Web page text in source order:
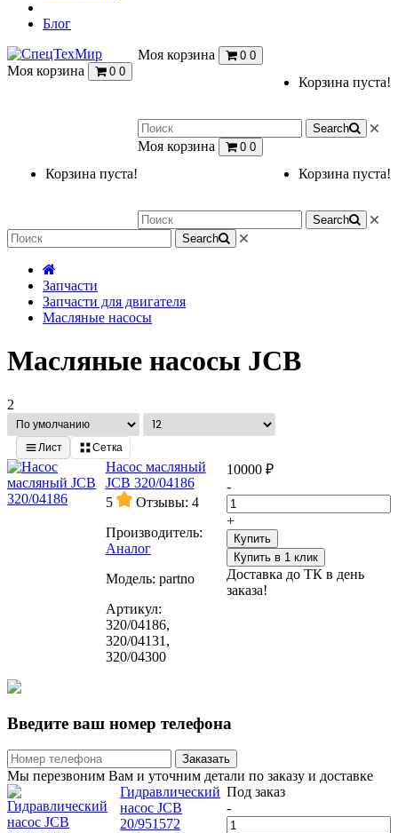
Блог
Моя корзина 0 0
Корзина пуста!
Search
Моя корзина 0 0
Корзина пуста!
Search
Моя корзина 0 0
Корзина пуста!
Search
Запчасти
Запчасти для двигателя
Масляные насосы
Масляные насосы JCB
2
Лист
Сетка
Насос масляный
JCB 320/04186
5
Отзывы: 4
Производитель:
Аналог
Модель: partno
Артикул:
320/04186,
320/04131,
320/04300
10000 ₽
-
+
Купить
Купить в 1 клик
Доставка до ТК в день
заказа!
Введите ваш номер телефона
Заказать
Мы перезвоним Вам и уточним детали по заказу и доставке
Гидравлический
насос JCB
20/951572
Под заказ
-